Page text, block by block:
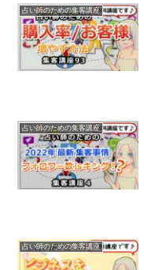
占い師のための集客講座
占い師のための集客講座
占い師のための集客講座